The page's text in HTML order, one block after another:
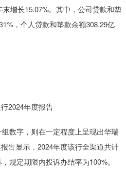
增长15.07%。其中，公司贷款和垫
，个人贷款和垫款余额308.29亿
2024年度报告
数字，则在一定程度上呈现出华瑞
告显示，2024年度该行全渠道共计
规定期限内投诉办结率为100%。